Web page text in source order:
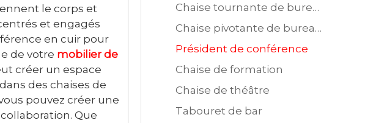
le corps et
et engagés
en cuir pour
de votre mobilier de
créer un espace
des chaises de
pouvez créer une
Que
Chaise tournante de bureau en maille
Chaise pivotante de bureau en cuir
Président de conférence
Chaise de formation
Chaise de théâtre
Tabouret de bar